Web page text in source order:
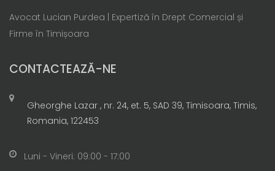
Avocat Lucian Purdea | Expertiză în Drept Comercial și
Firme în Timișoara
CONTACTEAZĂ-NE
Gheorghe Lazar , nr. 24, et. 5, SAD 39, Timisoara, Timis,
Romania, 122453
Luni - Vineri: 09:00 - 17:00